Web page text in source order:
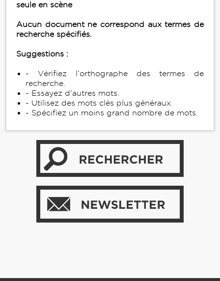
seule en scène
Aucun document ne correspond aux termes de
recherche spécifiés.
Suggestions :
- Vérifiez l’orthographe des termes de
recherche.
- Essayez d'autres mots.
- Utilisez des mots clés plus généraux.
- Spécifiez un moins grand nombre de mots.